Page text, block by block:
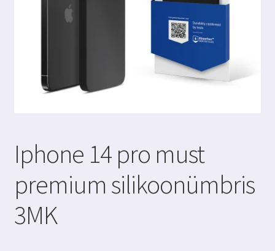
Iphone 14 pro must
premium silikoonümbris
3MK